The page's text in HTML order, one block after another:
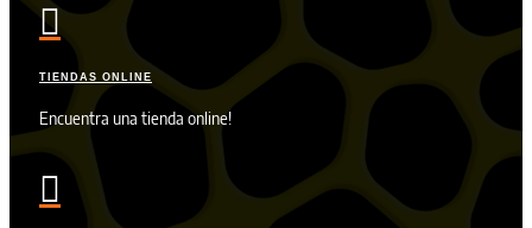

TIENDAS ONLINE
Encuentra una tienda online!
